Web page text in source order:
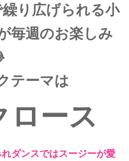
り広げられる小
毎週のお楽しみ
テーマは
ロース
ダンスではスージーが愛